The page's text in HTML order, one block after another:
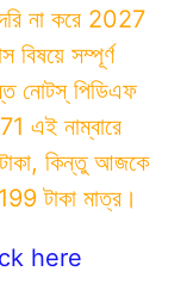
না করে 2027
বিষয়ে সম্পূর্ণ
নোটস্ পিডিএফ
এই নাম্বারে
কিন্তু আজকে
টাকা মাত্র।
here